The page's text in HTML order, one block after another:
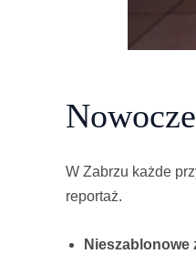
W Zabrzu każde
reportaż.
Nieszablonowe